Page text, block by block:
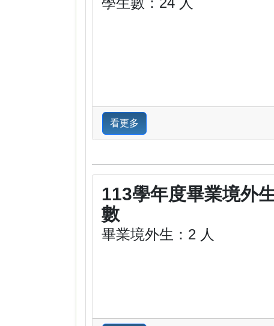
看更多
113學年度畢業境外
數
畢業境外生：2 人